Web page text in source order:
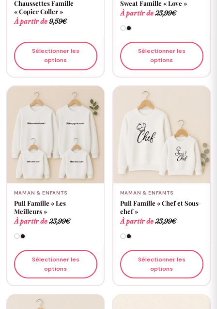
Chaussettes Famille
« Copier Coller »
À partir de9,59€
Sélectionner les
options
Sweat Famille « Love »
À partir de23,99€
Sélectionner les
options
MAMAN & ENFANTS
Pull Famille « Les
Meilleurs »
À partir de23,99€
Sélectionner les
options
MAMAN & ENFANTS
Pull Famille « Chef et Sous-
chef »
À partir de23,99€
Sélectionner les
options